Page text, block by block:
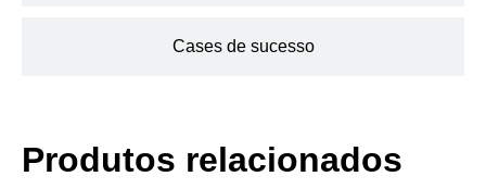
Cases de sucesso
Produtos relacionados